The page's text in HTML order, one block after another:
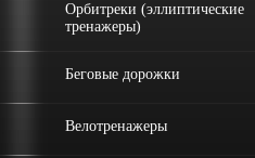
Орбитреки (эллиптические
тренажеры)
Беговые дорожки
Велотренажеры